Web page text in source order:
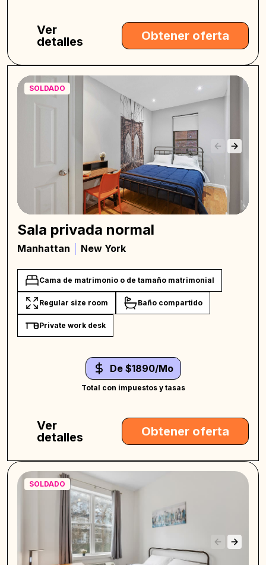
Ver
detalles
Obtener oferta
SOLDADO
Sala privada normal
Manhattan New York
Cama de matrimonio o de tamaño matrimonial
Regular size room Baño compartido
Private work desk
De $1890/Mo
Total con impuestos y tasas
Ver
detalles
Obtener oferta
SOLDADO